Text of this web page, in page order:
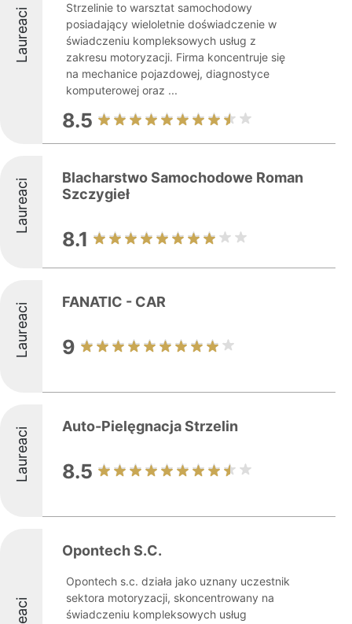
Laureaci
Strzelinie to warsztat samochodowy
posiadający wieloletnie doświadczenie w
świadczeniu kompleksowych usług z
zakresu motoryzacji. Firma koncentruje się
na mechanice pojazdowej, diagnostyce
komputerowej oraz ...
8.5
Laureaci
Blacharstwo Samochodowe Roman
Szczygieł
8.1
Laureaci FANATIC - CAR
9
Laureaci Auto-Pielęgnacja Strzelin
8.5
Opontech S.C.
Opontech s.c. działa jako uznany uczestnik
sektora motoryzacji, skoncentrowany na
świadczeniu kompleksowych usług